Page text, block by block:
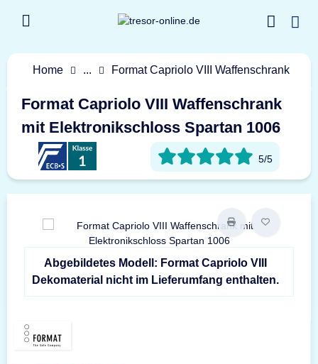
Home ... Format Capriolo VIII Waffenschrank
Format Capriolo VIII Waffenschrank
mit Elektronikschloss Spartan 1006
5/5
Abgebildetes Modell: Format Capriolo VIII
Dekomaterial nicht im Lieferumfang enthalten.